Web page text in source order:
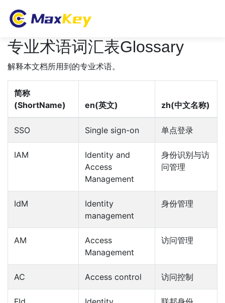
专业术语词汇表Glossary
解释本文档所用到的专业术语。
简称
(ShortName)
en(英文) zh(中文名称)
SSO Single sign-on 单点登录
IAM
Identity and
Access
Management
身份识别与访
问管理
IdM
Identity
management
身份管理
AM
Access
Management
访问管理
AC Access control 访问控制